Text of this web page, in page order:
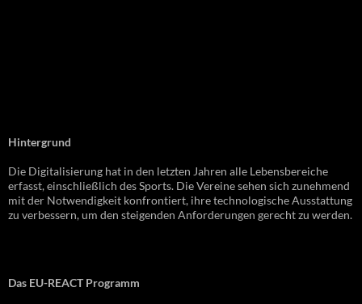
Hintergrund
Die Digitalisierung hat in den letzten Jahren alle Lebensbereiche
erfasst, einschließlich des Sports. Die Vereine sehen sich zunehmend
mit der Notwendigkeit konfrontiert, ihre technologische Ausstattung
zu verbessern, um den steigenden Anforderungen gerecht zu werden.
Das EU-REACT Programm